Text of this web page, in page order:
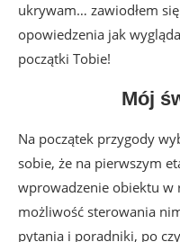
ukrywam… zawiodłem
opowiedzenia jak
początki Tobie!
Mój
Na początek przygody
sobie, że na pierwszym
wprowadzenie obiektu w
możliwość sterowania
pytania i poradniki, po